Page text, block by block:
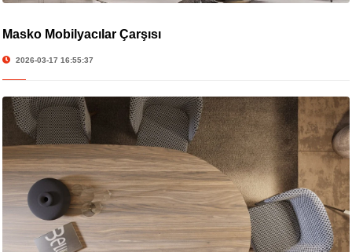
Masko Mobilyacılar Çarşısı
2026-03-17 16:55:37